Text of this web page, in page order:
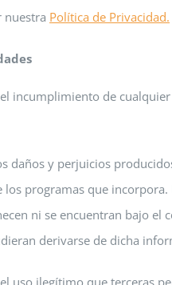
nuestra Política de Privacidad.
incumplimiento de
daños y perjuicios
programas que
ni se encuentran bajo
derivarse de dicha
uso ilegítimo que terceras